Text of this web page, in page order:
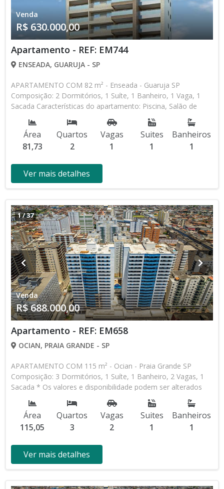
Venda
R$ 630.000,00
Apartamento - REF: EM744
ENSEADA, GUARUJA - SP
APARTAMENTO COM 82 m² - Enseada - Guaruja SP
Composição: 2 Dormitórios, 1 Suíte, 1 Banheiro, 1 Vaga, 1
Sacada Características do apartamento: Piscina, Salão de
Jogos, Salão de Festas, Espaço Kids, Espaço Gourmet,
Churrasqueira * Os valores e disponibilidade podem ser
alterados sem prévio aviso. Favor verificar entrando em
contato com nossa equipe
Área
81,73
Quartos
2
Vagas
1
Suites
1
Banheiros
1
Ver mais detalhes
1/37
Venda
R$ 688.000,00
Apartamento - REF: EM658
OCIAN, PRAIA GRANDE - SP
APARTAMENTO COM 115 m² - Ocian - Praia Grande SP
Composição: 3 Dormitórios, 1 Suíte, 1 Banheiro, 2 Vagas, 1
Sacada * Os valores e disponibilidade podem ser alterados
sem prévio aviso. Favor verificar entrando em contato com
nossa equipe
Área
115,05
Quartos
3
Vagas
2
Suites
1
Banheiros
1
Ver mais detalhes